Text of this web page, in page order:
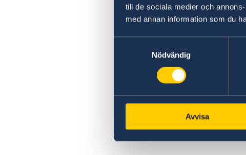
till de sociala medier och
med annan information som du
Nödvändig
Avvisa